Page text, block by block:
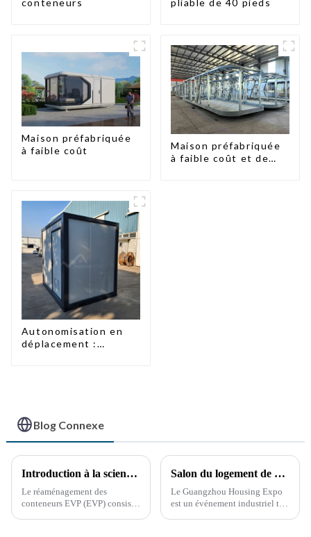
Maison préfabriquée
à faible coût
Maison préfabriquée
à faible coût et de
Autonomisation en
déplacement :
Blog Connexe
Introduction à la science populaire de la transformation des conteneurs
Le réaménagement des
conteneurs EVP (EVP) consiste
Salon du logement de Guangzhou
Le Guangzhou Housing Expo
est un événement industriel très